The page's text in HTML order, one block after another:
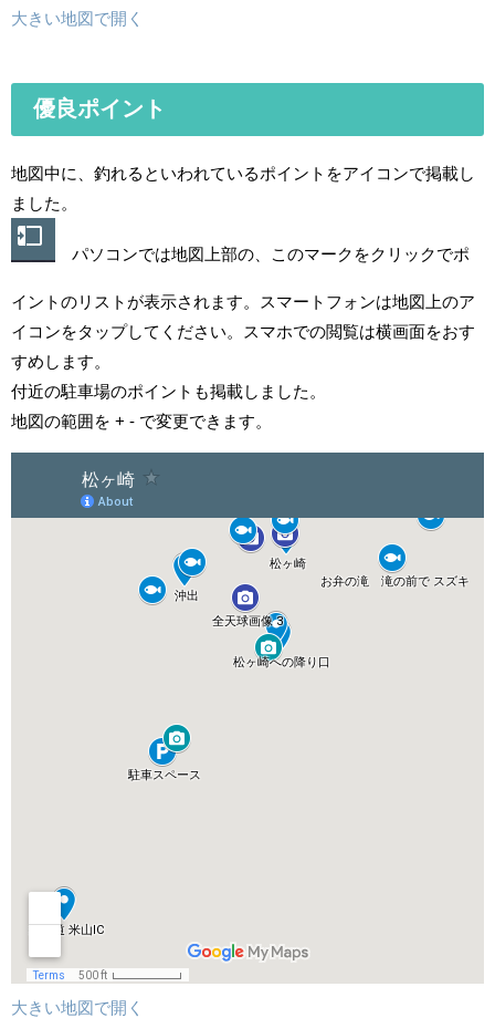
大きい地図で開く
優良ポイント
地図中に、釣れるといわれているポイントをアイコンで掲載し
ました。
パソコンでは地図上部の、このマークをクリックでポ
イントのリストが表示されます。スマートフォンは地図上のア
イコンをタップしてください。スマホでの閲覧は横画面をおす
すめします。
付近の駐車場のポイントも掲載しました。
地図の範囲を + - で変更できます。
大きい地図で開く